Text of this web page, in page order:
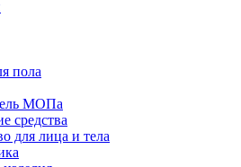
пола
МОПа
средства
для лица и тела